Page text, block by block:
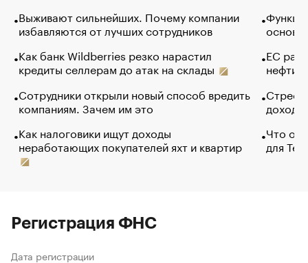
Выживают сильнейших. Почему компании
избавляются от лучших сотрудников
Как банк Wildberries резко нарастил
кредиты селлерам до атак на склады
Сотрудники открыли новый способ вредить
компаниям. Зачем им это
Как налоговики ищут доходы
неработающих покупателей яхт и квартир
основ
ЕС
нефти
Что
для
Регистрация ФНС
Дата регистрации